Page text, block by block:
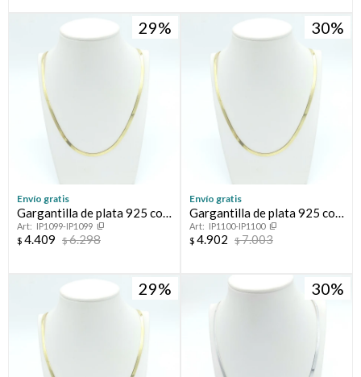
29
Envío gratis
Gargantilla de plata 925 con
baño de oro amarillo.
IP1099-IP1099
$ 4.409 $6.298
30
Envío gratis
Gargantilla de plata 925 con
baño de oro amarillo.
IP1100-IP1100
$ 4.902 $7.003
29 30